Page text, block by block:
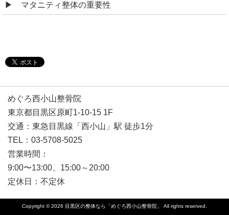
マタニティ整体の重要性
めぐろ西小山整骨院
東京都目黒区原町1-10-15 1F
交通：東急目黒線「西小山」駅 徒歩1分
TEL：03-5708-5025
営業時間：
9:00〜13:00、15:00～20:00
定休日：不定休
Copyright © 2026 目黒区の整体なら「めぐろ西小山整骨院」 All rights reserved.